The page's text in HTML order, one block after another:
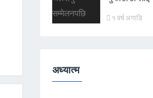
१ वर्ष अगाडि
अध्यात्म